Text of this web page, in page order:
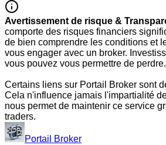
Avertissement de risque &
comporte des risques financiers
de bien comprendre les conditions et
vous engager avec un broker.
vous pouvez vous permettre de perdre.
Certains liens sur Portail Broker sont
Cela n'influence jamais l'impartialité
nous permet de maintenir ce service
traders.
Portail Broker